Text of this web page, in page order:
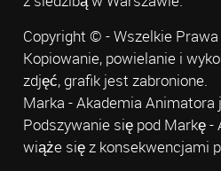
Copyright © - Wszelkie
Kopiowanie, powielanie i
zdjęć, grafik jest zabronione.
Marka - Akademia
Podszywanie się pod Markę
wiąże się z konsekwencjami